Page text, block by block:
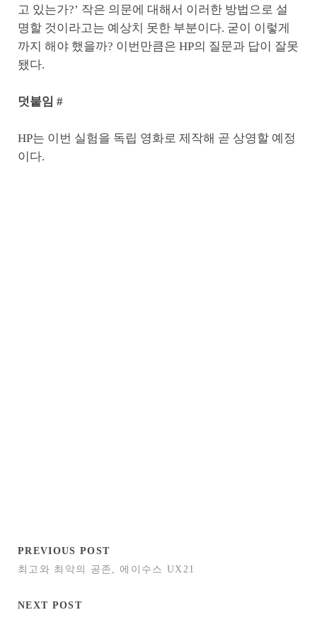
고 있는가?’ 작은 의문에 대해서 이러한 방법으로 설
명할 것이라고는 예상치 못한 부분이다. 굳이 이렇게
까지 해야 했을까? 이번만큼은 HP의 질문과 답이 잘못
됐다.
덧붙임 #
HP는 이번 실험을 독립 영화로 제작해 곧 상영할 예정
이다.
PREVIOUS POST
최고와 최악의 공존, 에이수스 UX21
NEXT POST